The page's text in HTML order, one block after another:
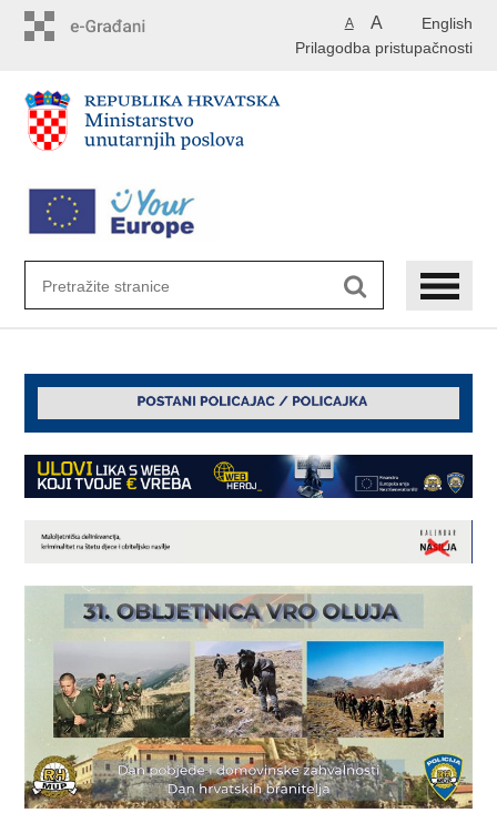
English
A A
Prilagodba pristupačnosti